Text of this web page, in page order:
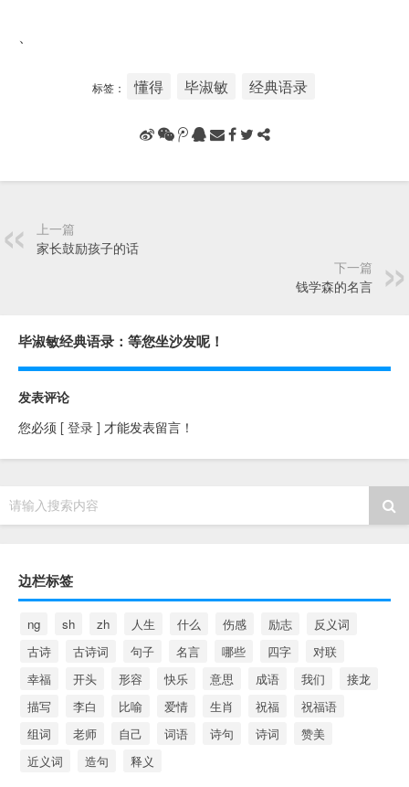
标签： 懂得 毕淑敏 经典语录
上一篇
家长鼓励孩子的话
下一篇
钱学森的名言
毕淑敏经典语录：等您坐沙发呢！
发表评论
您必须 [ 登录 ] 才能发表留言！
请输入搜索内容
边栏标签
ng sh zh 人生 什么 伤感 励志
反义词
古诗
古诗词 句子 名言 哪些 四字
对联
幸福
开头 形容 快乐 意思 成语 我们
接龙
描写
李白 比喻 爱情 生肖 祝福
祝福语
组词
老师 自己 词语 诗句 诗词
赞美
近义词
造句 释义